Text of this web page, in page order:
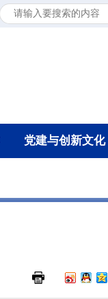
党建与创新文化